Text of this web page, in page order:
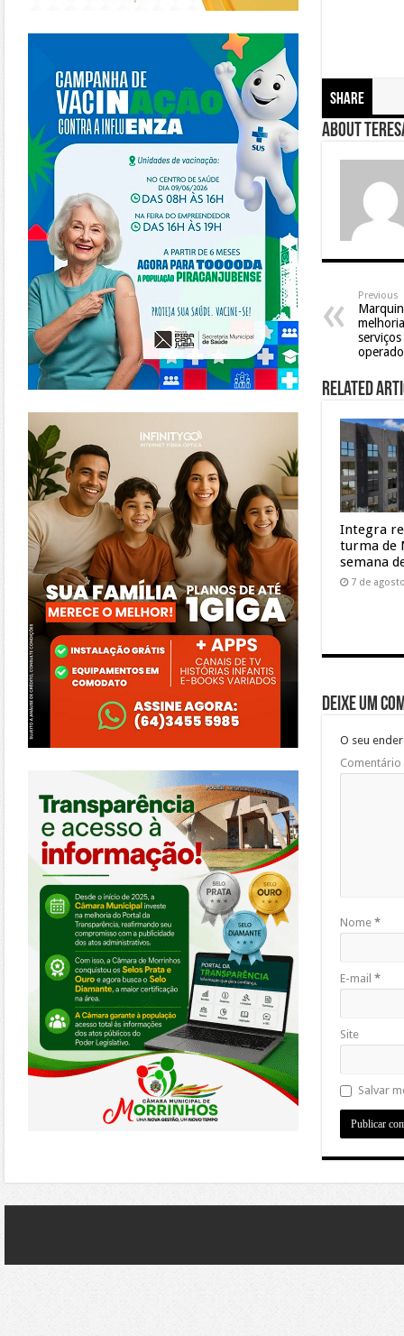
Share
About
Previous
Related
Integra
turma de
semana
7 de
Deixe um
O seu
Comentário
Nome *
E-mail *
Site
Salvar
https://piracanjuba.go.gov.br/
https://www.infinitygo.com.br/
https://morrinhos.go.leg.br/